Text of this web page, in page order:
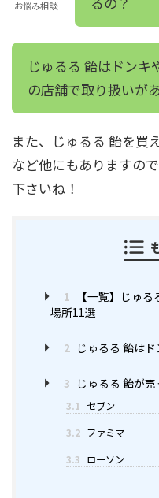
お悩み相談
じゅるる 飴はドンキ
の店舗で取り扱いが
また、じゅるる 飴を買
など他にもありますの
下さいね！
1
【一覧】じゅ
場所11選
2 じゅるる 飴は
3 じゅるる 飴が
3.1 セブン
3.2 ファミマ
3.3 ローソン